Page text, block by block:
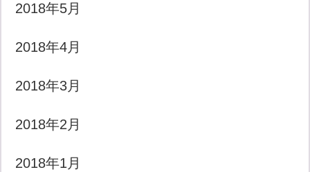
2018年5月
2018年4月
2018年3月
2018年2月
2018年1月